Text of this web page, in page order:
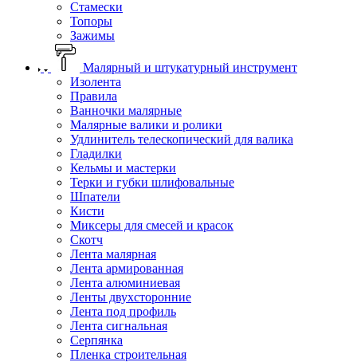
Стамески
Топоры
Зажимы
Малярный и штукатурный инструмент
Изолента
Правила
Ванночки малярные
Малярные валики и ролики
Удлинитель телескопический для валика
Гладилки
Кельмы и мастерки
Терки и губки шлифовальные
Шпатели
Кисти
Миксеры для смесей и красок
Скотч
Лента малярная
Лента армированная
Лента алюминиевая
Ленты двухсторонние
Лента под профиль
Лента сигнальная
Серпянка
Пленка строительная